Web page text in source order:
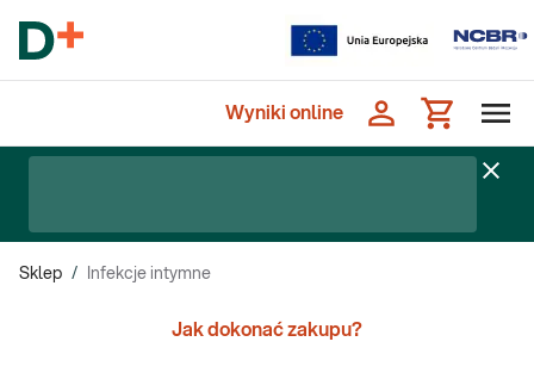
Wyniki online
Sklep / Infekcje intymne
Jak dokonać zakupu?